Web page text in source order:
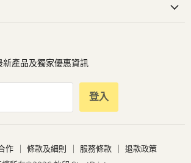
產品及獨家優惠資訊
登入
作 條款及細則 服務條款
退款政策